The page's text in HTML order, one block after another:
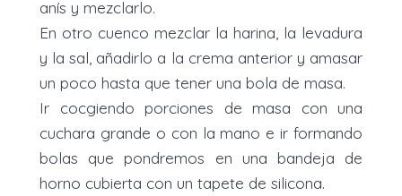
anís y mezclarlo.
En otro cuenco mezclar la harina, la levadura
y la sal, añadirlo a la crema anterior y amasar
un poco hasta que tener una bola de masa.
Ir cocgiendo porciones de masa con una
cuchara grande o con la mano e ir formando
bolas que pondremos en una bandeja de
horno cubierta con un tapete de silicona.